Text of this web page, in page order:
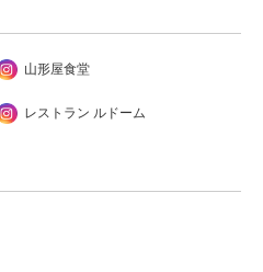
山形屋食堂
レストラン ルドーム